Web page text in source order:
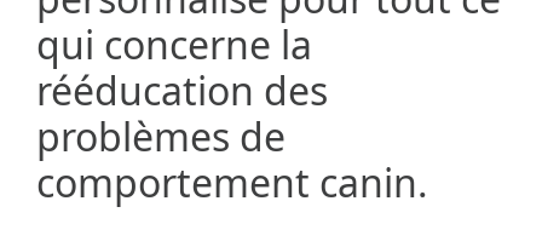
qui concerne la
rééducation des
problèmes de
comportement canin.